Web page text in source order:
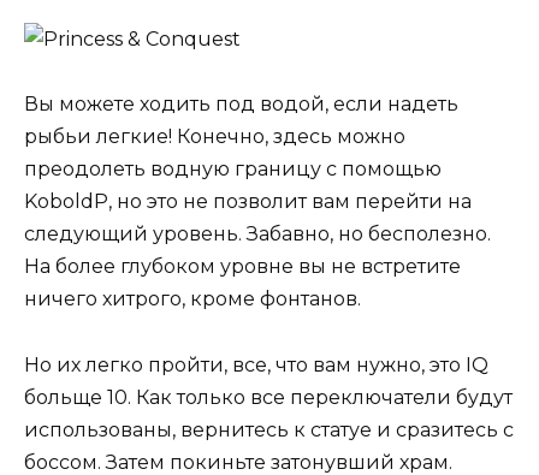
Вы можете ходить под водой, если надеть
рыбьи легкие! Конечно, здесь можно
преодолеть водную границу с помощью
KoboldP, но это не позволит вам перейти на
следующий уровень. Забавно, но бесполезно.
На более глубоком уровне вы не встретите
ничего хитрого, кроме фонтанов.
Но их легко пройти, все, что вам нужно, это IQ
больще 10. Как только все переключатели будут
использованы, вернитесь к статуе и сразитесь с
боссом. Затем покиньте затонувший храм.